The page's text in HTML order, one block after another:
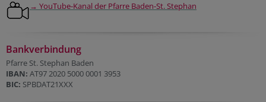
→ YouTube-Kanal der Pfarre Baden-St. Stephan
Bankverbindung
Pfarre St. Stephan Baden
IBAN: AT97 2020 5000 0001 3953
BIC: SPBDAT21XXX